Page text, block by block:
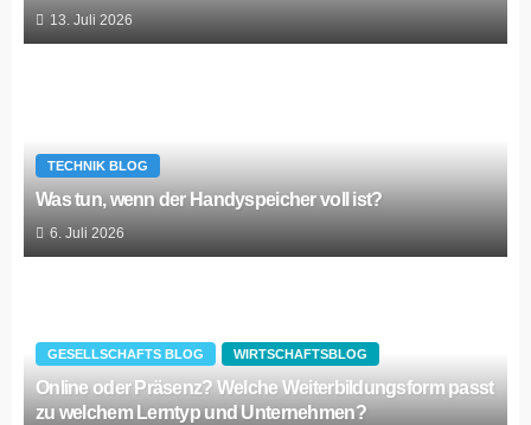
13. Juli 2026
TECHNIK BLOG
Was tun, wenn der Handyspeicher voll ist?
6. Juli 2026
GESELLSCHAFTS BLOG WIRTSCHAFTSBLOG
Online oder Präsenz? Welche Weiterbildungsform passt
zu welchem Lerntyp und Unternehmen?